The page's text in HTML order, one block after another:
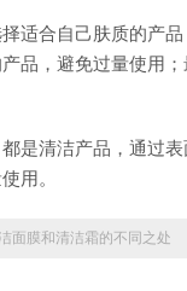
适合自己肤质的产
品，避免过量使用
是清洁产品，通过表
用。
面膜和清洁霜的不同之处